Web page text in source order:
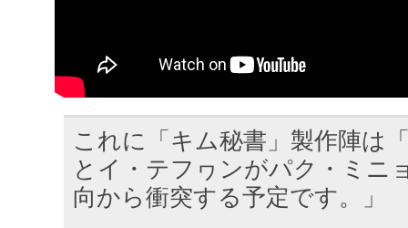
これに「キム秘書」製作陣は
とイ・テフヮンがパク・ミニ
向から衝突する予定です。」